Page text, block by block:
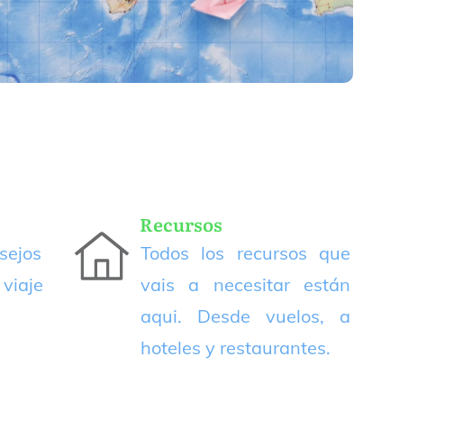
Recursos
Todos los recursos que
vais a necesitar están
aqui. Desde vuelos, a
hoteles y restaurantes.